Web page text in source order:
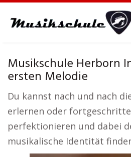
Musikschule Herborn
ersten Melodie
Du kannst nach und nach
erlernen oder
perfektionieren und dabei
musikalische Identität